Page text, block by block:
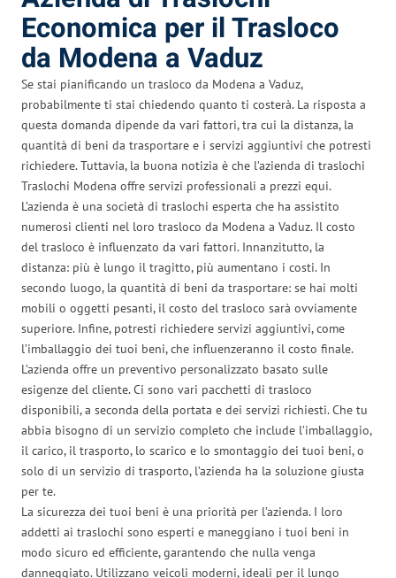
Economica per il Trasloco
da Modena a Vaduz
Se stai pianificando un trasloco da Modena a Vaduz,
probabilmente ti stai chiedendo quanto ti costerà. La risposta a
questa domanda dipende da vari fattori, tra cui la distanza, la
quantità di beni da trasportare e i servizi aggiuntivi che potresti
richiedere. Tuttavia, la buona notizia è che l’azienda di traslochi
Traslochi Modena offre servizi professionali a prezzi equi.
L’azienda è una società di traslochi esperta che ha assistito
numerosi clienti nel loro trasloco da Modena a Vaduz. Il costo
del trasloco è influenzato da vari fattori. Innanzitutto, la
distanza: più è lungo il tragitto, più aumentano i costi. In
secondo luogo, la quantità di beni da trasportare: se hai molti
mobili o oggetti pesanti, il costo del trasloco sarà ovviamente
superiore. Infine, potresti richiedere servizi aggiuntivi, come
l’imballaggio dei tuoi beni, che influenzeranno il costo finale.
L’azienda offre un preventivo personalizzato basato sulle
esigenze del cliente. Ci sono vari pacchetti di trasloco
disponibili, a seconda della portata e dei servizi richiesti. Che tu
abbia bisogno di un servizio completo che include l’imballaggio,
il carico, il trasporto, lo scarico e lo smontaggio dei tuoi beni, o
solo di un servizio di trasporto, l’azienda ha la soluzione giusta
per te.
La sicurezza dei tuoi beni è una priorità per l’azienda. I loro
addetti ai traslochi sono esperti e maneggiano i tuoi beni in
modo sicuro ed efficiente, garantendo che nulla venga
danneggiato. Utilizzano veicoli moderni, ideali per il lungo